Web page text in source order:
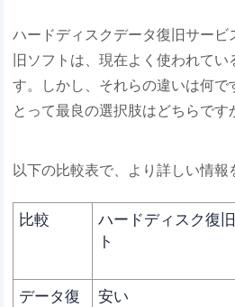
ハードディスクデータ復旧サービ
旧ソフトは、現在よく使われて
す。しかし、それらの違いは何で
とって最良の選択肢はどちらです
以下の比較表で、より詳しい情報
比較
ハードディスク復
ト
データ復
安い